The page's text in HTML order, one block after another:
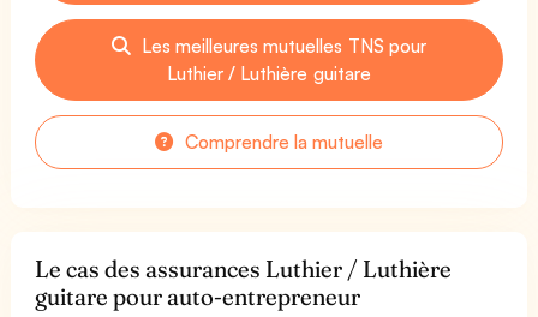
Les meilleures mutuelles TNS pour
Luthier / Luthière guitare
Comprendre la mutuelle
Le cas des assurances Luthier / Luthière
guitare pour auto-entrepreneur